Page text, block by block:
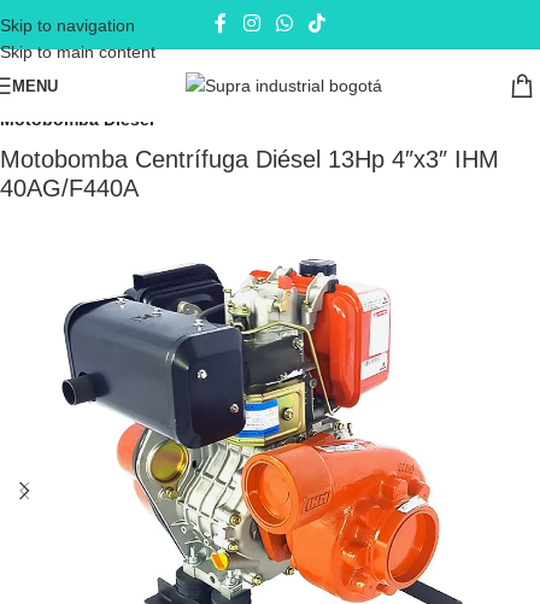
Skip to navigation
Skip to main content
MENU
Inicio Electrobombas - bombas eléctricas Motobombas
Motobomba Diesel
Motobomba Centrífuga Diésel 13Hp 4″x3″ IHM
40AG/F440A